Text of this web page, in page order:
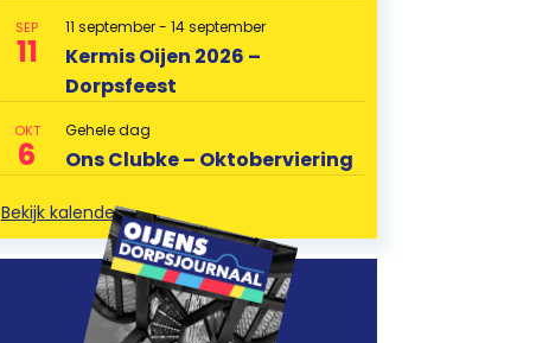
c
t
SEP
11
11 september- 14 september
Kermis Oijen 2026 –
Dorpsfeest
OKT
6
Gehele dag
Ons Clubke – Oktoberviering
Bekijk kalender